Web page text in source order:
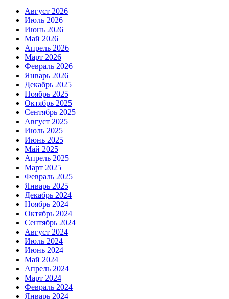
Август 2026
Июль 2026
Июнь 2026
Май 2026
Апрель 2026
Март 2026
Февраль 2026
Январь 2026
Декабрь 2025
Ноябрь 2025
Октябрь 2025
Сентябрь 2025
Август 2025
Июль 2025
Июнь 2025
Май 2025
Апрель 2025
Март 2025
Февраль 2025
Январь 2025
Декабрь 2024
Ноябрь 2024
Октябрь 2024
Сентябрь 2024
Август 2024
Июль 2024
Июнь 2024
Май 2024
Апрель 2024
Март 2024
Февраль 2024
Январь 2024